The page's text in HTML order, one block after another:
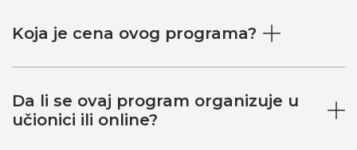
Koja je cena ovog programa?
Da li se ovaj program organizuje u
učionici ili online?